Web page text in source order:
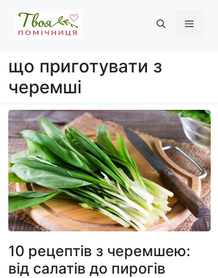
вмісту
що приготувати з
черемші
10 рецептів з черемшею:
від салатів до пирогів